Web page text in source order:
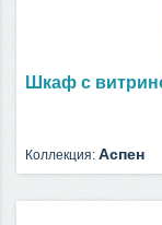
Шкаф с
Коллекция: Аспен